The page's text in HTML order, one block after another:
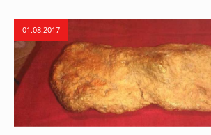
01.08.2017